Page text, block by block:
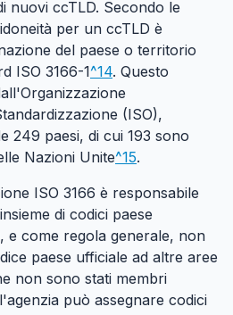
nuovi ccTLD. Secondo le
per un ccTLD è
del paese o territorio
ISO 3166-1^14. Questo
(ISO),
249 paesi, di cui 193 sono
Nazioni Unite^15.
ISO 3166 è responsabile
di codici paese
e come regola generale, non
paese ufficiale ad altre aree
non sono stati membri
può assegnare codici